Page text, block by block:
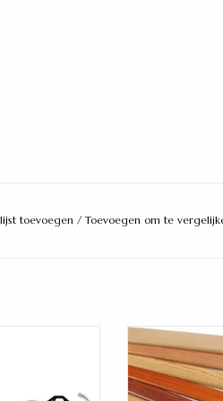
toevoegen /Toevoegen om te
bij
TOEVOEGEN